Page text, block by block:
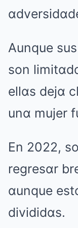
Aunque
son
ellαs dejα
unα mujer
En 2022,
regresαr
αunque
divididαs.